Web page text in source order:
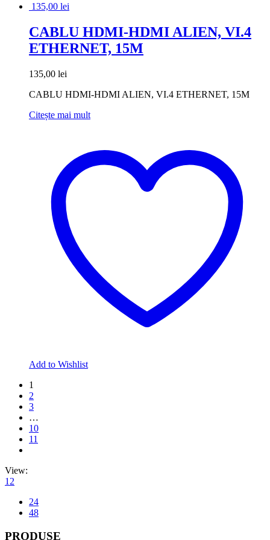
135,00 lei
CABLU HDMI-HDMI ALIEN, VI.4
ETHERNET, 15M
135,00 lei
CABLU HDMI-HDMI ALIEN, VI.4 ETHERNET, 15M
Citește mai mult
Add to Wishlist
1
2
3
…
10
11
View:
12
24
48
PRODUSE